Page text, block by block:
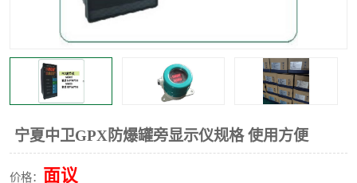
宁夏中卫GPX防爆罐旁显示仪规格 使用方便
价格： 面议
温度显示控制仪表